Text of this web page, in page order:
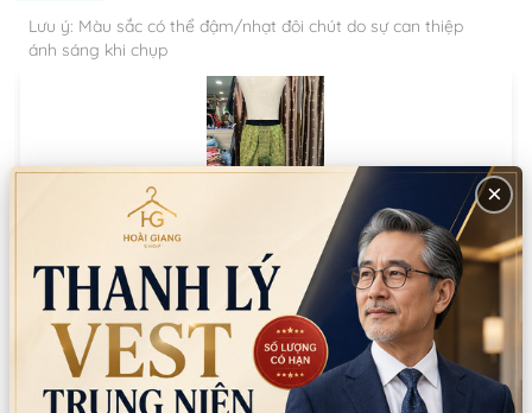
Lưu ý: Màu sắc có thể đậm/nhạt đôi chút do sự can thiệp
ánh sáng khi chụp
QUẦN THÁI, LÀO, CAMPCHIA (xanh két,Cái)
Đơn vị: Cái
Thuê:
200.000
Mua:650.000
Tồn:1
×